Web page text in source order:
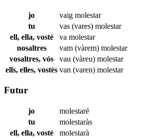
jo vaig molestar
tu
vas (vares) molestar
ell, ella, vostè
va molestar
nosaltres
vam (vàrem) molestar
vosaltres, vós
vau (vàreu) molestar
ells, elles, vostès van (varen) molestar
Futur
jo
molestaré
tu
molestaràs
ell, ella, vostè
molestarà